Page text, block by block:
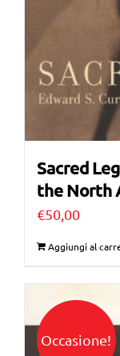
Sacred
the North
€50,00
Aggiungi al
Occasione!